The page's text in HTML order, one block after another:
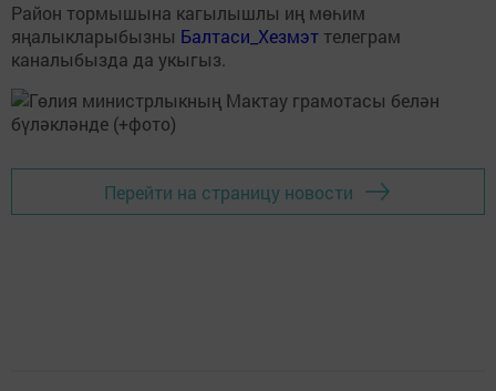
Район тормышына кагылышлы иң мөһим
яңалыкларыбызны Балтаси_Хезмэт телеграм
каналыбызда да укыгыз.
Перейти на страницу новости